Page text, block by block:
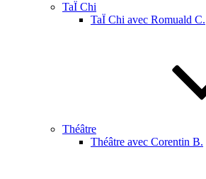
TaÏ Chi
TaÏ Chi avec Romuald C.
Théâtre
Théâtre avec Corentin B.